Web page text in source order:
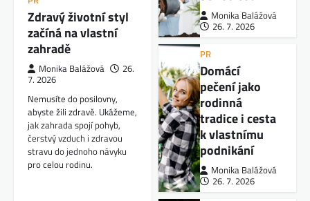
Zdravý životní styl
začíná na vlastní
zahradě
Monika Balážová
26.
7. 2026
Nemusíte do posilovny,
abyste žili zdravě. Ukážeme,
jak zahrada spojí pohyb,
čerstvý vzduch i zdravou
stravu do jednoho návyku
pro celou rodinu.
Monika Balážová
26. 7. 2026
PR
Domácí
pečení jako
rodinná
tradice i cesta
k vlastnímu
podnikání
Monika Balážová
26. 7. 2026